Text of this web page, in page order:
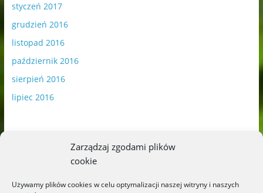
Zarządzaj zgodami plików
cookie
Używamy plików cookies w celu optymalizacji naszej witryny i naszych
styczeń 2017
grudzień 2016
listopad 2016
październik 2016
sierpień 2016
lipiec 2016